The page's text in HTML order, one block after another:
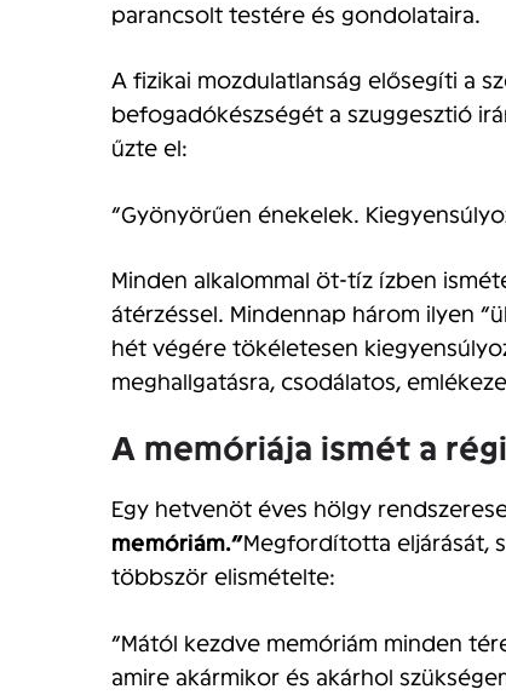
parancsolt testére és gondolataira.
A fizikai mozdulatlanság elősegíti a
befogadókészségét a szuggesztió
űzte el:
“Gyönyörűen énekelek.
Minden alkalommal öt-tíz ízben
átérzéssel. Mindennap három ilyen
hét végére tökéletesen
meghallgatásra, csodálatos,
A memóriája ismét a régi
Egy hetvenöt éves hölgy
memóriám.”Megfordította eljárását,
többször elismételte:
“Mától kezdve memóriám minden
amire akármikor és akárhol